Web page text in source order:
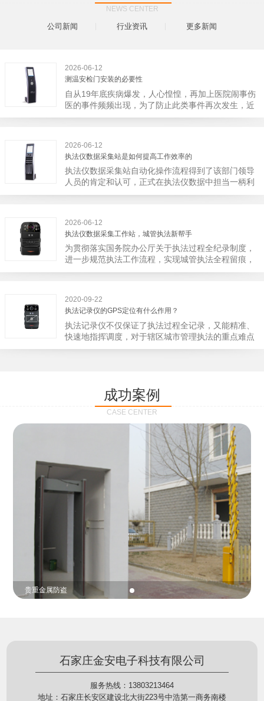
NEWS CENTER
公司新闻 行业资讯 更多新闻
2026-06-12
测温安检门安装的必要性
自从19年底疾病爆发，人心惶惶，再加上医院闹事伤
医的事件频频出现，为了防止此类事件再次发生，近
日，广西南宁市卫建委发出通知，要求当地市属各三
大体只有两个，其一，安装安检门是否会激化矛盾。
其二，安装安检门可以防范于未然。1月6号当天，南
宁市第二医院刚试行安检的首日，检查出10多把各类
刀具和一把管制类刀具。近来伤医事件屡屡发生，安
装安检门可以缓解医生安全感不足的问题，同时安检
2026-06-12
执法仪数据采集站是如何提高工作效率的
执法仪数据采集站自动化操作流程得到了该部门领导
人员的肯定和认可，正式在执法仪数据中担当一柄利
剑。 执法仪数据采集站对于执法仪数据资料的管理
备能自动读取目标对象，并同步到采集站中，此外设
备具有断点续传的功能，如果碰到网络故障，可以从
已经上传或下载的部分开始继续上传下载未完成的部
分，而没有必要从头开始上传下载，能节省时间，提
高速度。再者待数据传输完毕之后，执法仪数据采集
下次直接使用，提高执法仪数据效率。执法仪数据采
集站还具有强大的数据存储管理系统，后台统计不同
上传时段、不同重要级别的数据，将统计结果以图表
或者报表的形式呈现；设备设置有用户操作权限管
理，自动将用户警员编号与执法仪编号绑定，保障数
据的合法性，同时系统可设置每个警员的权限，明确
2026-06-12
执法仪数据采集工作站，城管执法新帮手
为贯彻落实国务院办公厅关于执法过程全纪录制度，
进一步规范执法工作流程，实现城管执法全程留痕，
深入推进执法队伍规范化建设，给城管执法工作添加
止了双方矛盾的发生。现在有了执法仪数据采集工作
站，执法队员的担忧便得到有效的解决。每个采集工
作站可支持多台执法记录仪设备同时上传数据，队员
当天使用当天上传，通过数据线接入到采集工作站，
它会自动读取所有的视频、音频、图片、日志等信
作站也能自动为执法记录仪充充电、校校时，做执法
记录仪的贴心小"保姆"。随着群众法律意识的逐步提
高，行政执法行为更加"阳光、透明"，通过工作站可
以随时调取证据视频，精准查阅现场资料，直戳了当
的展示给行政相对人看，有效的减少了行政相对人对
城管执法行为的误解，树立了执法的公信力。
2020-09-22
执法记录仪的GPS定位有什么作用？
执法记录仪不仅保证了执法过程全记录，又能精准、
快速地指挥调度，对于辖区城市管理执法的重点难点
也能一目了然，在城市管理工作信息化中发挥着重要
定位模块，可通过移动网络将位置信息实时发送到监
控中心，在平台的电子地图上显示出设备的具体位
置，实时查看执法人员到岗情况及根据执法环境迅速
调配周边执法人员。同时，内置NFC芯片，可支持身
份证查验等拓展功能，在实战中发挥着重要的作用，
能广泛应用于交警公安执法、卫生监督、城管执法、
海关执法、路政、质量监督、林业园林、消防、质量
监督、公路铁路等各个领域。
成功案例
CASE CENTER
贵重金属防盗
石家庄金安电子科技有限公司
服务热线：13803213464
地址：石家庄长安区建设北大街223号中浩第一商务南楼